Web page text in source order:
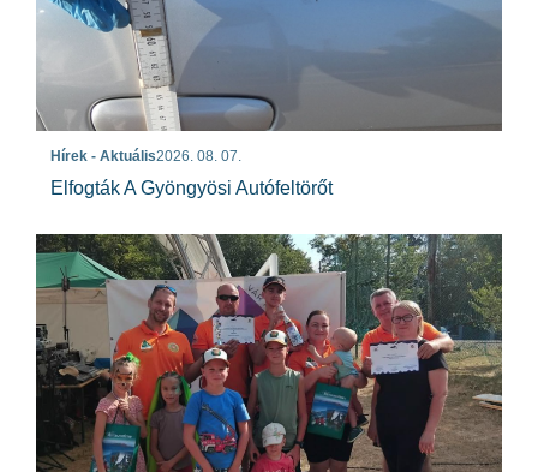
Hírek - Aktuális2026. 08. 07.
Elfogták A Gyöngyösi Autófeltörőt